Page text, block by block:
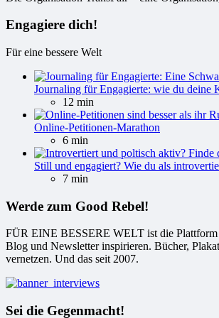
Engagiere dich!
Für eine bessere Welt
Journaling für Engagierte: wie du deine
12 min
Online-Petitionen-Marathon
6 min
Still und engagiert? Wie du als
7 min
Werde zum Good Rebel!
FÜR EINE BESSERE WELT ist die Plattform
Blog und Newsletter inspirieren. Bücher,
vernetzen. Und das seit 2007.
Sei die Gegenmacht!